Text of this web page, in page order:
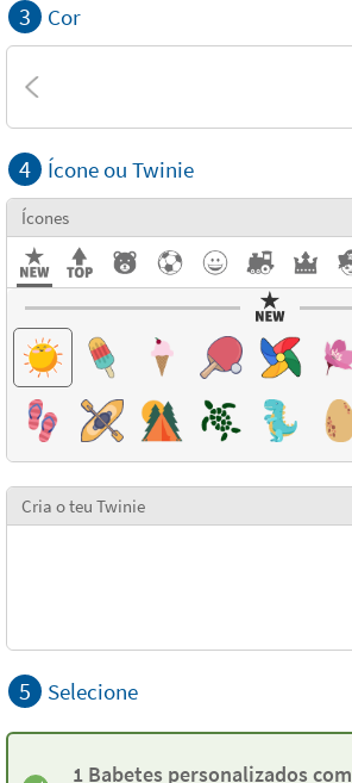
3 Cor
4 Ícone ou Twinie
Ícones
Cria o teu Twinie
5 Selecione
1 Babetes personalizados com